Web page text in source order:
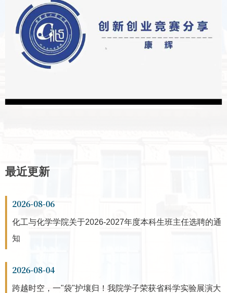
最近更新
2026-08-06
化工与化学学院关于2026-2027年度本科生班主任选聘的通
知
2026-08-04
跨越时空，一"袋"护壤归！我院学子荣获省科学实验展演大